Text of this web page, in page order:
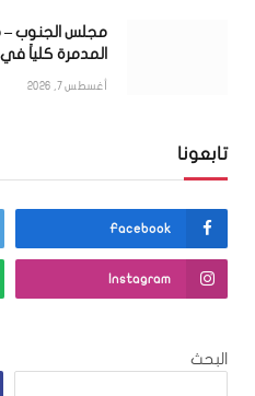
مجلس الجنوب –
المدمرة كلياً
أغسطس 7, 2026
تابعونا
Facebook
Instagram
البحث